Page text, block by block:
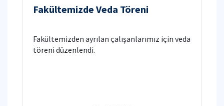
Fakültemizde Veda Töreni
Fakültemizden ayrılan çalışanlarımız için veda
töreni düzenlendi.